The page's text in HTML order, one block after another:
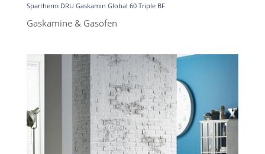
Spartherm DRU Gaskamin Global 60 Triple BF
Gaskamine & Gasöfen